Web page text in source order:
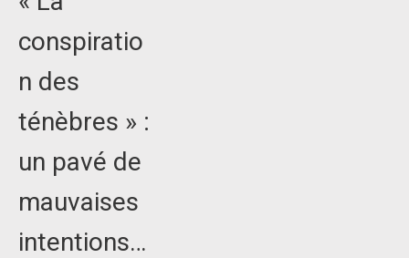
conspiratio
n des
ténèbres » :
un pavé de
mauvaises
intentions…